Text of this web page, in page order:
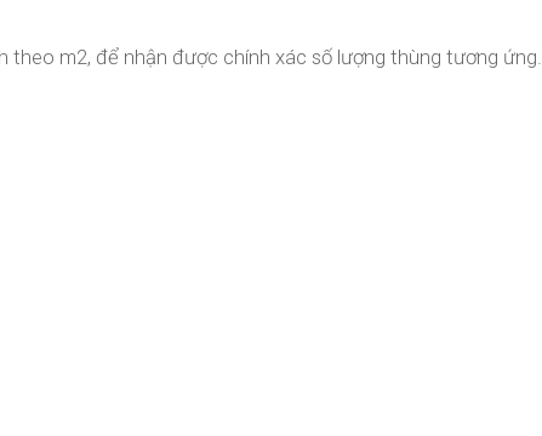
theo m2, để nhận được chính xác số lượng thùng tương ứng.